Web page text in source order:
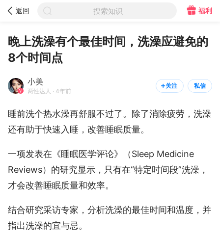
返回  搜索知识 福利
  两性达人
晚上洗澡有个最佳时间，洗澡应避免的
8个时间点

小美
两性达人 · 4年前
关注 私信
睡前洗个热水澡再舒服不过了。除了消除疲劳，洗澡
还有助于快速入睡，改善睡眠质量。
一项发表在《睡眠医学评论》（Sleep Medicine
Reviews）的研究显示，只有在“特定时间段”洗澡，
才会改善睡眠质量和效率。
结合研究采访专家，分析洗澡的最佳时间和温度，并
指出洗澡的宜与忌。